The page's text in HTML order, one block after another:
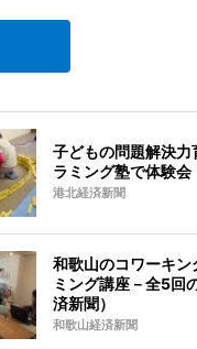
子どもの問題解決
ラミング塾で体験会
港北経済新聞
和歌山のコワーキ
ミング講座－全5回
済新聞）
和歌山経済新聞